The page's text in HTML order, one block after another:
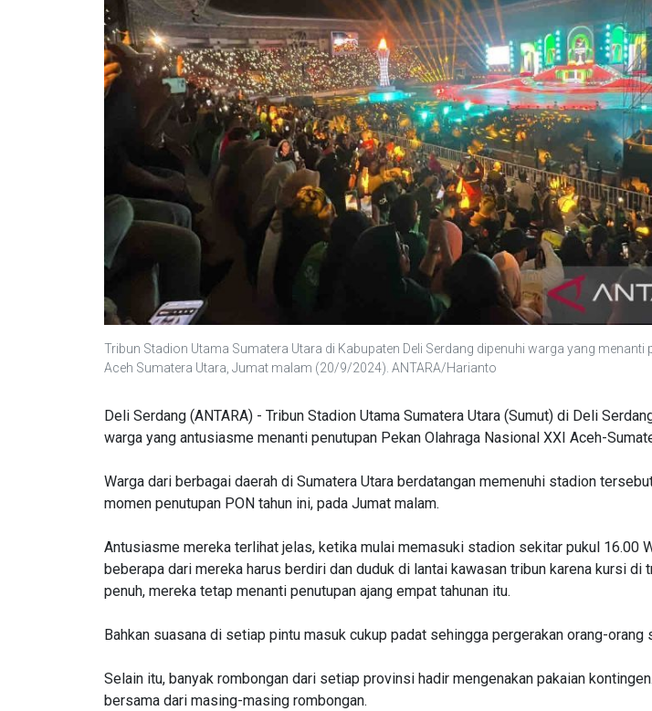
Tribun Stadion Utama Sumatera Utara di Kabupaten Deli Serdang dipenuhi warga yang menanti
Aceh Sumatera Utara, Jumat malam (20/9/2024). ANTARA/Harianto
Deli Serdang (ANTARA) - Tribun Stadion Utama Sumatera Utara (Sumut) di Deli
warga yang antusiasme menanti penutupan Pekan Olahraga Nasional XXI Aceh-
Warga dari berbagai daerah di Sumatera Utara berdatangan memenuhi stadion
momen penutupan PON tahun ini, pada Jumat malam.
Antusiasme mereka terlihat jelas, ketika mulai memasuki stadion sekitar pukul 16.00
beberapa dari mereka harus berdiri dan duduk di lantai kawasan tribun karena kursi di
penuh, mereka tetap menanti penutupan ajang empat tahunan itu.
Bahkan suasana di setiap pintu masuk cukup padat sehingga pergerakan orang-orang
Selain itu, banyak rombongan dari setiap provinsi hadir mengenakan pakaian
bersama dari masing-masing rombongan.